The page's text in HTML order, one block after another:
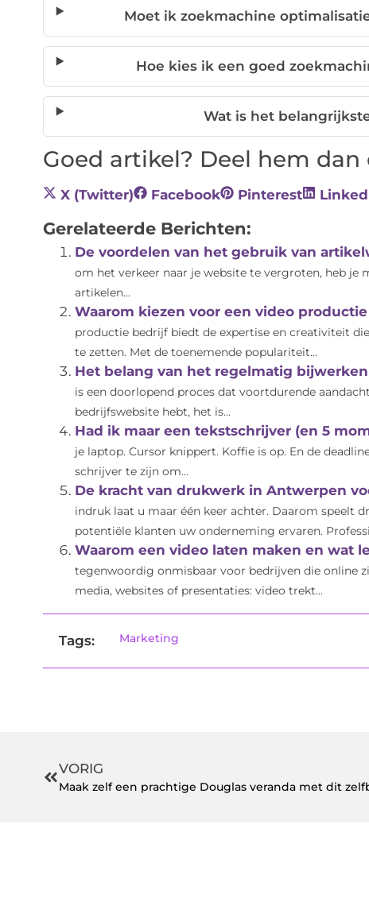
Moet ik zoekmachine
Hoe kies ik een goed
Wat is het
Goed artikel? Deel hem dan
X (Twitter) Facebook Pinterest
Gerelateerde Berichten:
De voordelen van het gebruik van
om het verkeer naar je website te vergroten, heb je
artikelen...
Waarom kiezen voor een video
productie bedrijf biedt de expertise en creativiteit
te zetten. Met de toenemende populariteit...
Het belang van het regelmatig
is een doorlopend proces dat voortdurende
bedrijfswebsite hebt, het is...
Had ik maar een tekstschrijver (en 5
je laptop. Cursor knippert. Koffie is op. En de
schrijver te zijn om...
De kracht van drukwerk in Antwerpen
indruk laat u maar één keer achter. Daarom speelt
potentiële klanten uw onderneming ervaren.
Waarom een video laten maken en wat
tegenwoordig onmisbaar voor bedrijven die online
media, websites of presentaties: video trekt...
Tags: Marketing
VORIG
Maak zelf een prachtige Douglas veranda met dit